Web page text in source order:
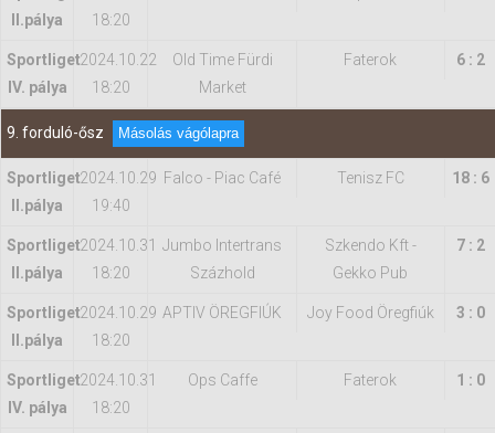
II.pálya
18:20
Sportliget
IV. pálya
2024.10.22
18:20
Old Time Fürdi
Market
Faterok 6 : 2
9. forduló-ősz Másolás vágólapra
Sportliget
II.pálya
2024.10.29
19:40
Falco - Piac Café Tenisz FC 18 : 6
Sportliget
II.pálya
2024.10.31
18:20
Jumbo Intertrans
Százhold
Szkendo Kft -
Gekko Pub
7 : 2
Sportliget
II.pálya
2024.10.29
18:20
APTIV ÖREGFIÚK Joy Food Öregfiúk 3 : 0
Sportliget
IV. pálya
2024.10.31
18:20
Ops Caffe Faterok 1 : 0